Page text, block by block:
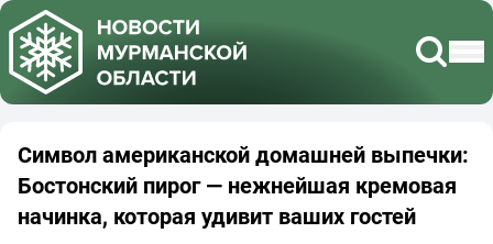
Символ американской домашней выпечки:
Бостонский пирог — нежнейшая кремовая
начинка, которая удивит ваших гостей